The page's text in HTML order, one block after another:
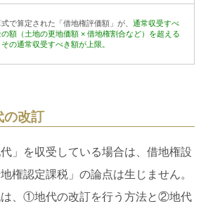
で算定された「借地権評価額」が、 通常収受すべ
の額（土地の更地価額 × 借地権割合など）を超える
の通常収受すべき額が上限。
改訂
代」を収受している場合は、借地権設
権認定課税」の論点は生じません。
、①地代の改訂を行う方法と②地代